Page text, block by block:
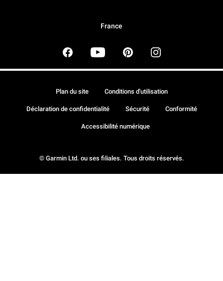
France
© Garmin Ltd. ou ses filiales. Tous droits réservés.
Plan du site Conditions d'utilisation
Déclaration de confidentialité Sécurité Conformité
Accessibilité numérique